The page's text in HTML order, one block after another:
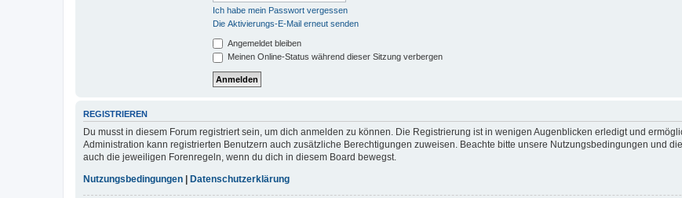
Ich habe mein Passwort vergessen
Die Aktivierungs-E-Mail erneut senden
Angemeldet bleiben
Meinen Online-Status während dieser Sitzung verbergen
REGISTRIEREN
Du musst in diesem Forum registriert sein, um dich anmelden zu können. Die Registrierung ist in wenigen Augenblicken erledigt und
Administration kann registrierten Benutzern auch zusätzliche Berechtigungen zuweisen. Beachte bitte unsere Nutzungsbedingungen und
auch die jeweiligen Forenregeln, wenn du dich in diesem Board bewegst.
Nutzungsbedingungen
Datenschutzerklärung